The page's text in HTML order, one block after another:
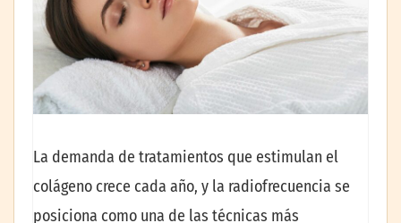
La demanda de tratamientos que estimulan el
colágeno crece cada año, y la radiofrecuencia se
posiciona como una de las técnicas más